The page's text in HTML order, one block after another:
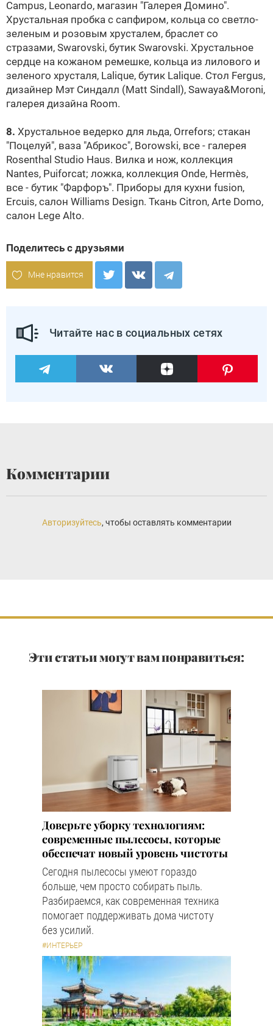
Campus, Leonardo, магазин "Галерея Домино".
Хрустальная пробка с сапфиром, кольца со светло-
зеленым и розовым хрусталем, браслет со
стразами, Swarovski, бутик Swarovski. Хрустальное
сердце на кожаном ремешке, кольца из лилового и
зеленого хрусталя, Lalique, бутик Lalique. Стол Fergus,
дизайнер Мэт Синдалл (Matt Sindall), Sawaya&Moroni,
галерея дизайна Room.
8. Хрустальное ведерко для льда, Orrefors; стакан
"Поцелуй", ваза "Абрикос", Borowski, все - галерея
Rosenthal Studio Haus. Вилка и нож, коллекция
Nantes, Puiforcat; ложка, коллекция Onde, Hermès,
все - бутик "Фарфоръ". Приборы для кухни fusion,
Ercuis, салон Williams Design. Ткань Citron, Arte Domo,
салон Lege Alto.
Поделитесь с друзьями
Мне нравится
Читайте нас в социальных сетях
Комментарии
Авторизуйтесь, чтобы оставлять комментарии
Эти статьи могут вам понравиться:
Доверьте уборку технологиям:
современные пылесосы, которые
обеспечат новый уровень чистоты
Сегодня пылесосы умеют гораздо
больше, чем просто собирать пыль.
Разбираемся, как современная техника
помогает поддерживать дома чистоту
без усилий.
#ИНТЕРЬЕР